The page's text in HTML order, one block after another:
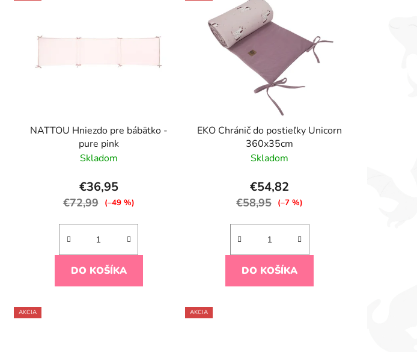
NATTOU Hniezdo pre bábätko -
pure pink
Skladom
€36,95
€72,99 (–49 %)
DO KOŠÍKA
EKO Chránič do postieľky Unicorn
360x35cm
Skladom
€54,82
€58,95 (–7 %)
DO KOŠÍKA
AKCIA AKCIA